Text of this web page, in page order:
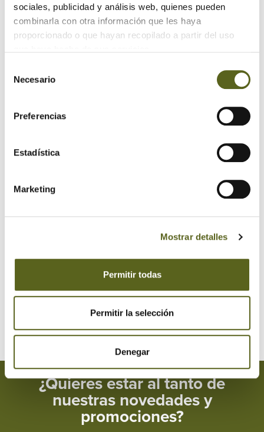
sociales, publicidad y análisis web, quienes pueden
combinarla con otra información que les haya
proporcionado o que hayan recopilado a partir del uso
Necesario
Preferencias
Estadística
Marketing
Mostrar detalles
Permitir todas
Permitir la selección
Denegar
Archivo
2023
2020
2019
2016
¿Quieres estar al tanto de
nuestras novedades y
promociones?